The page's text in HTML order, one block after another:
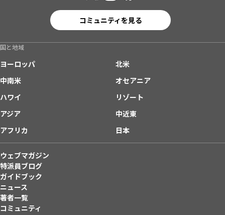
コミュニティを見る
国と地域
ヨーロッパ
北米
中南米
オセアニア
ハワイ
リゾート
アジア
中近東
アフリカ
日本
ウェブマガジン
特派員ブログ
ガイドブック
ニュース
著者一覧
コミュニティ